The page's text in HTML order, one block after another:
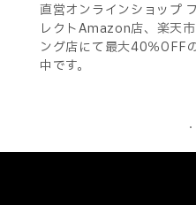
直営オンラインショップ
レクトAmazon店、楽天
ング店にて最大40％OFF
中です。